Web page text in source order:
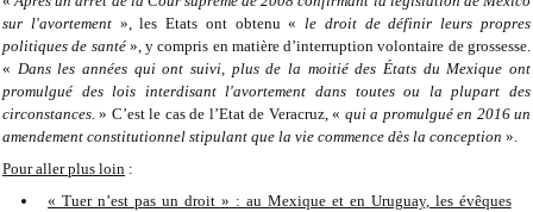
sur l'avortement», les Etats ont obtenu « le droit de définir leurs propres
politiques de santé», y compris en matière d’interruption volontaire de grossesse.
« Dans les années qui ont suivi, plus de la moitié des États du Mexique ont
promulgué des lois interdisant l'avortement dans toutes ou la plupart des
circonstances. » C’est le cas de l’Etat de Veracruz, « qui a promulgué en 2016 un
amendement constitutionnel stipulant que la vie commence dès la conception ».
Pour aller plus loin :
« Tuer n’est pas un droit » : au Mexique et en Uruguay, les évêques